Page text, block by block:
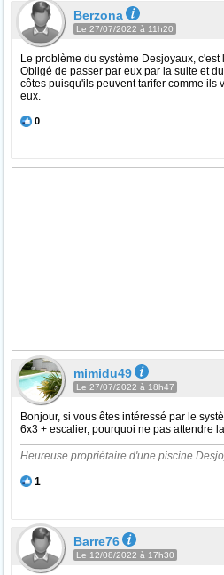
Berzona
Le 27/07/2022 à 11h20
Le problème du système Desjoyaux, c'est
Obligé de passer par eux par la suite et
côtes puisqu'ils peuvent tarifer comme ils
eux.
0
mimidu49
Le 27/07/2022 à 18h47
Bonjour, si vous êtes intéressé par le
6x3 + escalier, pourquoi ne pas attendre
Heureuse propriétaire d'une piscine
1
Barre76
Le 12/08/2022 à 17h30